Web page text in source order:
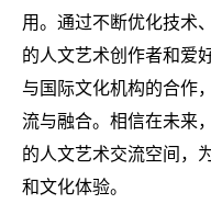
用。通过不断优化技术
的人文艺术创作者和爱
与国际文化机构的合作
流与融合。相信在未来
的人文艺术交流空间，
和文化体验。